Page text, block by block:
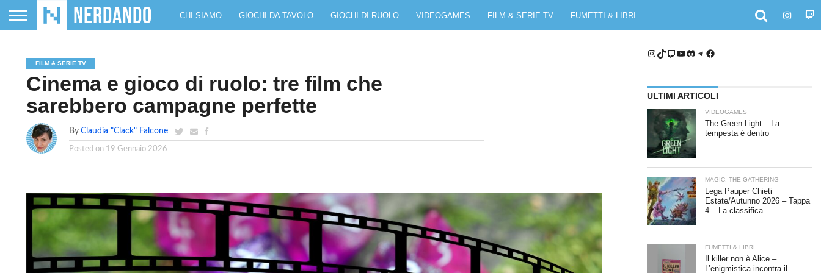
CHI SIAMO GIOCHI DA TAVOLO GIOCHI DI RUOLO VIDEOGAMES FILM & SERIE TV FUMETTI & LIBRI
FILM & SERIE TV
Cinema e gioco di ruolo: tre film che
sarebbero campagne perfette
By Claudia "Clack" Falcone
Posted on 19 Gennaio 2026
Instagram
TikTok
Twitch
YouTube
Discord
Telegram
Facebook
ULTIMI ARTICOLI
VIDEOGAMES
The Green Light – La
tempesta è dentro
MAGIC: THE GATHERING
Lega Pauper Chieti
Estate/Autunno 2026 – Tappa
4 – La classifica
FUMETTI & LIBRI
Il killer non è Alice –
L’enigmistica incontra il